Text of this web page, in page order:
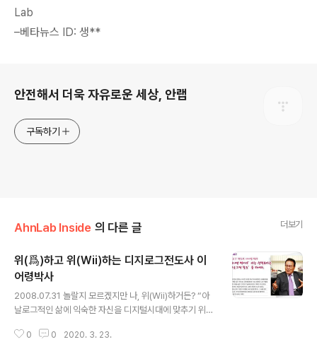
Lab
–베타뉴스 ID: 생**
안전해서 더욱 자유로운 세상, 안랩
구독하기
AhnLab Inside 의 다른 글 더보기
위(爲)하고 위(Wii)하는 디지로그전도사 이
어령박사
2008.07.31 놀랄지 모르겠지만 나, 위(Wii)하거든? “아
날로그적인 삶에 익숙한 자신을 디지털시대에 맞추기 위해
르겠지만, 저도 위(Wii)합니다, 허허허” 생각지도 못했던
0 0 2020. 3. 23.